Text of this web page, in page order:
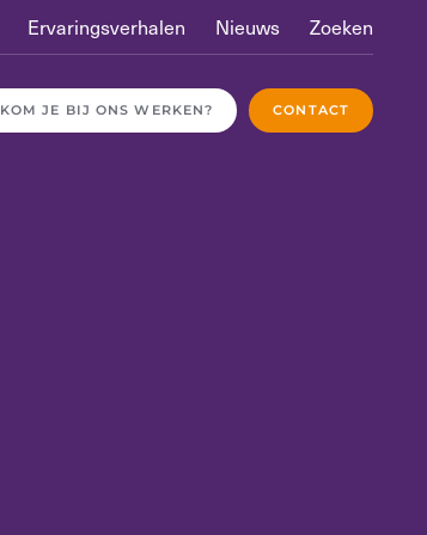
Ervaringsverhalen Nieuws Zoeken
KOM JE BIJ ONS WERKEN? CONTACT